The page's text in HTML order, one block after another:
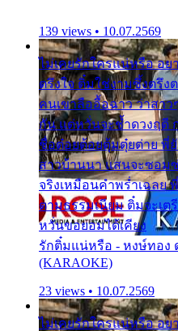
139 views • 10.07.2569
ไม่เคยรักใครแน่หรือ อ
ตรึงใจ ติ๋มใช่งามซึ้งตรึ
คนเขาลืออื้อฉาว ว่าสา
กัน แต่หวั่นจะช้ำดวงฤดี
ชื่อต๋อยต้อยตุ้มตุ๋ยต่าย พี่ยั
สาวบ้านนา แสนจะซอม
จริงเหมือนคำพร่ำเฉลย
ตามธรรมเนียม ติ๋มจะเต
หวั่นขอยอมได้เคียง
รักติ๋มแน่หรือ - หงษ์ทอง
(KARAOKE)
23 views • 10.07.2569
ไม่เคยรักใครแน่หรือ อ